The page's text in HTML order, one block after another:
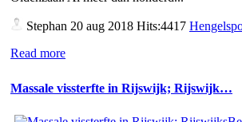
Stephan 20 aug 2018 Hits:4417
Read more
Massale vissterfte in Rijswijk; Rijswijk…